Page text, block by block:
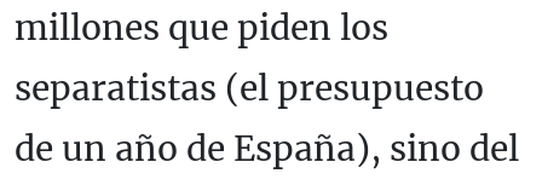
millones que piden los
separatistas (el presupuesto
de un año de España), sino del